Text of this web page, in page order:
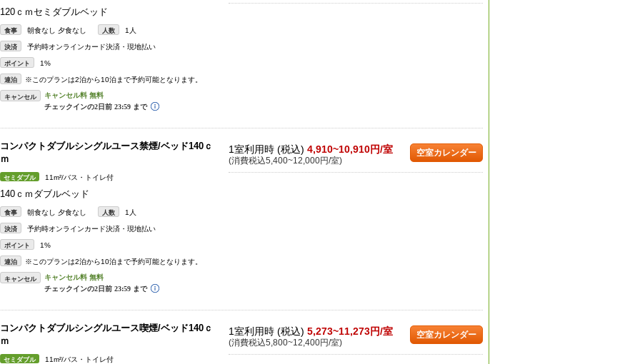
120ｃｍセミダブルベッド
食事 朝食なし 夕食なし 人数 1人
決済 予約時オンラインカード決済・現地払い
ポイント 1%
連泊 ※このプランは2泊から10泊まで予約可能となります。
キャンセル
コンパクトダブルシングルユース禁煙/ベッド140ｃ
ｍ
セミダブル 11m²/バス・トイレ付
140ｃｍダブルベッド
食事 朝食なし 夕食なし 人数 1人
決済 予約時オンラインカード決済・現地払い
ポイント 1%
連泊 ※このプランは2泊から10泊まで予約可能となります。
キャンセル
1室利用時 (税込) 4,910~10,910円/室
(消費税込5,400~12,000円/室)
空室カレンダー
コンパクトダブルシングルユース喫煙/ベッド140ｃ
ｍ
セミダブル 11m²/バス・トイレ付
1室利用時 (税込) 5,273~11,273円/室
(消費税込5,800~12,400円/室)
空室カレンダー